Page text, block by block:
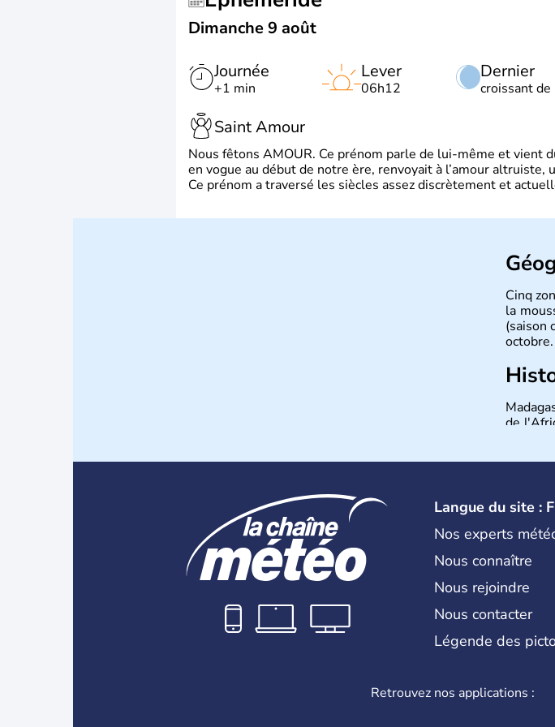
Dimanche 9 août
Journée
+1 min
Dernier
croissant de
Lever
06h12
Saint Amour
Nous fêtons AMOUR. Ce prénom parle de lui-même et vient
en vogue au début de notre ère, renvoyait à l’amour altruiste,
Ce prénom a traversé les siècles assez discrètement et
Cinq
la
(saison
de
Langue du site :
Nos experts
Nous connaître
Nous rejoindre
Nous contacter
Légende des
Retrouvez nos applications :